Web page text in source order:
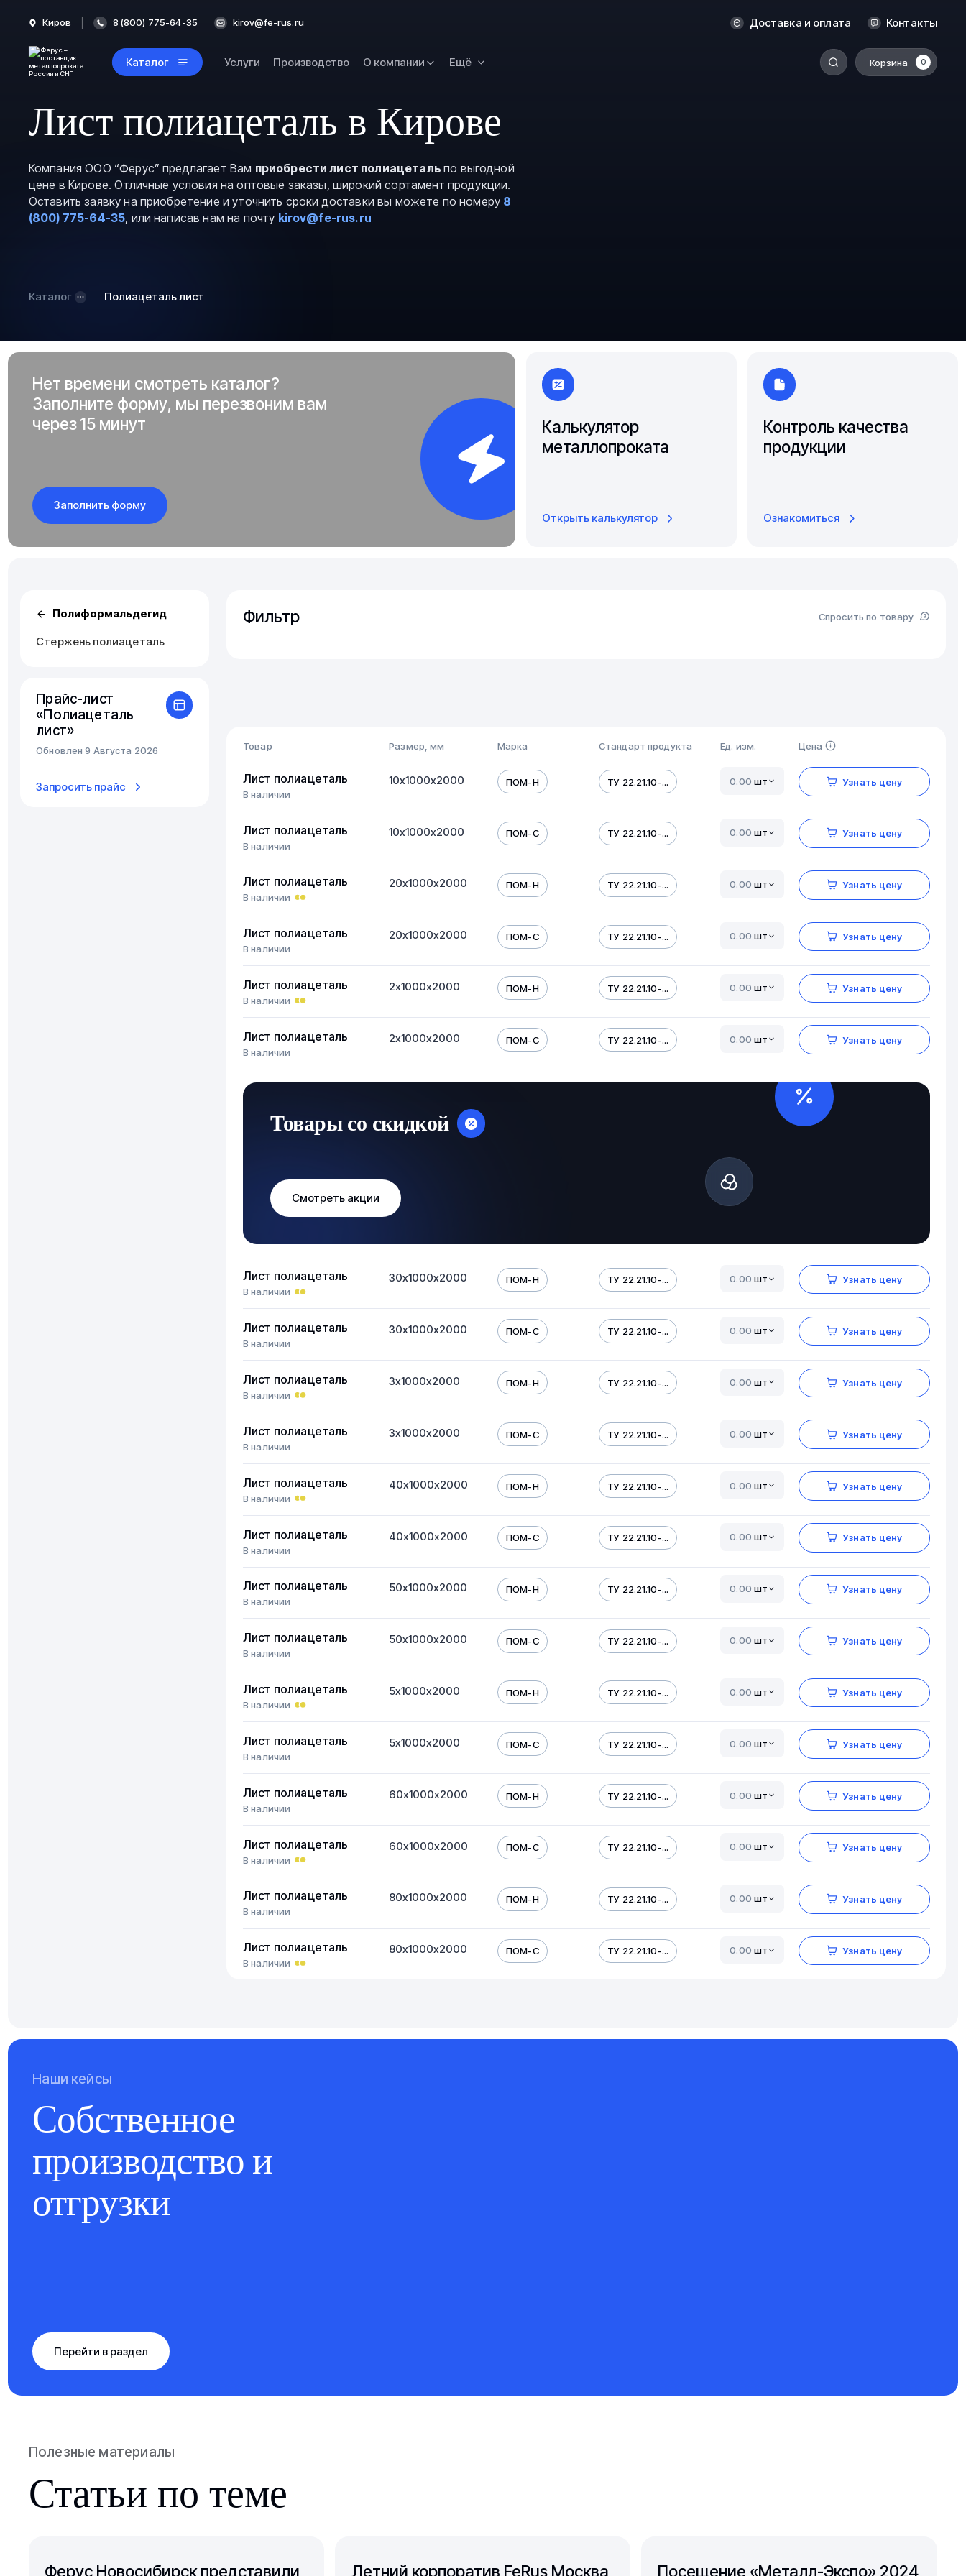
Киров 8 (800) 775-64-35 kirov@fe-rus.ru Доставка и оплата Контакты
Каталог Услуги Производство О компании Ещё Корзина 0
Оренбург
Ростов-на-Дону
Якутск
Ярославль
Лист полиацеталь в Кирове
Компания ООО “Ферус” предлагает Вам приобрести лист полиацетальпо выгодной
цене в Кирове. Отличные условия на оптовые заказы, широкий сортамент продукции.
Оставить заявку на приобретение и уточнить сроки доставки вы можете по номеру 8
(800) 775-64-35, или написав нам на почту kirov@fe-rus.ru
Каталог Полиацеталь лист
Нет времени смотреть каталог?
Заполните форму, мы перезвоним вам
через 15 минут
Заполнить форму
Калькулятор
металлопроката
Открыть калькулятор
Контроль качества
продукции
Ознакомиться
Полиформальдегид
Стержень полиацеталь
Прайс-лист
«Полиацеталь
лист»
Обновлен 9 Августа 2026
Запросить прайс
Фильтр Спросить по товару
Товар Размер, мм Марка Стандарт продукта Ед. изм. Цена
Лист полиацеталь
В наличии
10х1000х2000 ПОМ-Н ТУ 22.21.10-... шт Узнать цену
Лист полиацеталь
В наличии
10х1000х2000 ПОМ-С ТУ 22.21.10-... шт Узнать цену
Лист полиацеталь
В наличии
20х1000х2000 ПОМ-Н ТУ 22.21.10-... шт Узнать цену
Лист полиацеталь
В наличии
20х1000х2000 ПОМ-С ТУ 22.21.10-... шт Узнать цену
Лист полиацеталь
В наличии
2х1000х2000 ПОМ-Н ТУ 22.21.10-... шт Узнать цену
Лист полиацеталь
В наличии
2х1000х2000 ПОМ-С ТУ 22.21.10-... шт Узнать цену
Товары со скидкой
Смотреть акции
Лист полиацеталь
В наличии
30х1000х2000 ПОМ-Н ТУ 22.21.10-... шт Узнать цену
Лист полиацеталь
В наличии
30х1000х2000 ПОМ-С ТУ 22.21.10-... шт Узнать цену
Лист полиацеталь
В наличии
3х1000х2000 ПОМ-Н ТУ 22.21.10-... шт Узнать цену
Лист полиацеталь
В наличии
3х1000х2000 ПОМ-С ТУ 22.21.10-... шт Узнать цену
Лист полиацеталь
В наличии
40х1000х2000 ПОМ-Н ТУ 22.21.10-... шт Узнать цену
Лист полиацеталь
В наличии
40х1000х2000 ПОМ-С ТУ 22.21.10-... шт Узнать цену
Лист полиацеталь
В наличии
50х1000х2000 ПОМ-Н ТУ 22.21.10-... шт Узнать цену
Лист полиацеталь
В наличии
50х1000х2000 ПОМ-С ТУ 22.21.10-... шт Узнать цену
Лист полиацеталь
В наличии
5х1000х2000 ПОМ-Н ТУ 22.21.10-... шт Узнать цену
Лист полиацеталь
В наличии
5х1000х2000 ПОМ-С ТУ 22.21.10-... шт Узнать цену
Лист полиацеталь
В наличии
60х1000х2000 ПОМ-Н ТУ 22.21.10-... шт Узнать цену
Лист полиацеталь
В наличии
60х1000х2000 ПОМ-С ТУ 22.21.10-... шт Узнать цену
Лист полиацеталь
В наличии
80х1000х2000 ПОМ-Н ТУ 22.21.10-... шт Узнать цену
Лист полиацеталь
В наличии
80х1000х2000 ПОМ-С ТУ 22.21.10-... шт Узнать цену
Наши кейсы
Собственное
производство и
отгрузки
Перейти в раздел
Полезные материалы
Статьи по теме
Ферус Новосибирск представили Летний корпоратив FeRus Москва Посещение «Металл-Экспо» 2024